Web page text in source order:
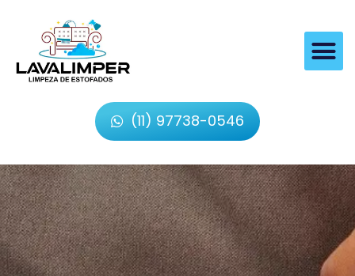
(11) 97738-0546